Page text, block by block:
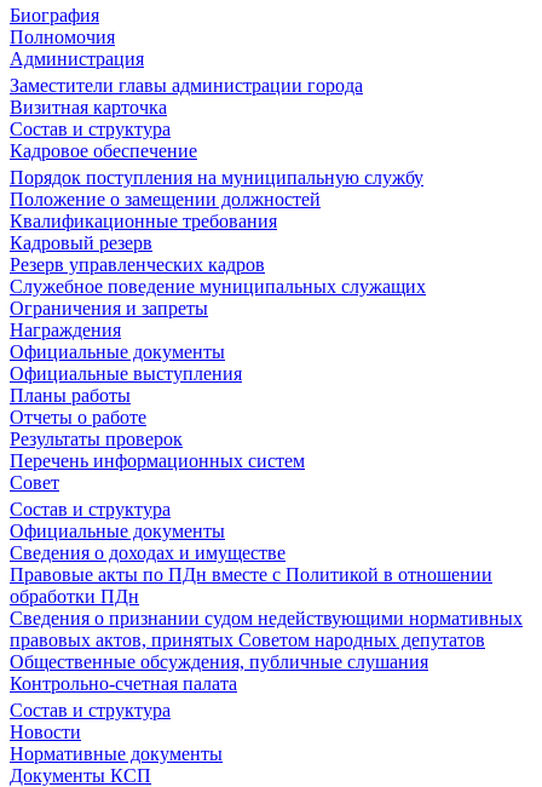
Биография
Полномочия
Администрация
Заместители главы администрации города
Визитная карточка
Состав и структура
Кадровое обеспечение
Порядок поступления на муниципальную службу
Положение о замещении должностей
Квалификационные требования
Кадровый резерв
Резерв управленческих кадров
Служебное поведение муниципальных служащих
Ограничения и запреты
Награждения
Официальные документы
Официальные выступления
Планы работы
Отчеты о работе
Результаты проверок
Перечень информационных систем
Совет
Состав и структура
Официальные документы
Сведения о доходах и имуществе
Правовые акты по ПДн вместе с Политикой в отношении
обработки ПДн
Сведения о признании судом недействующими нормативных
правовых актов, принятых Советом народных депутатов
Общественные обсуждения, публичные слушания
Контрольно-счетная палата
Состав и структура
Новости
Нормативные документы
Документы КСП